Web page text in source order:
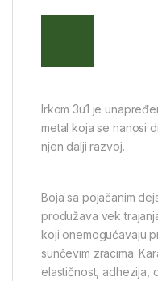
Irkom 3u1 je
metal koja se nanosi
njen dalji razvoj.
Boja sa pojačanim
produžava vek
koji onemogućavaju
sunčevim zracima.
elastičnost, adhezija,